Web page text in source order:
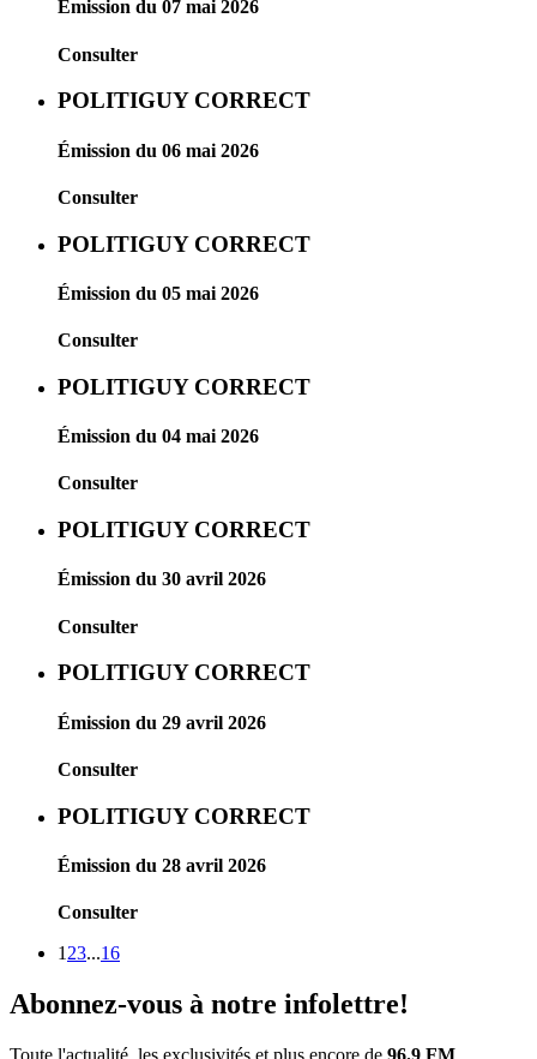
Émission du 07 mai 2026
Consulter
POLITIGUY CORRECT
Émission du 06 mai 2026
Consulter
POLITIGUY CORRECT
Émission du 05 mai 2026
Consulter
POLITIGUY CORRECT
Émission du 04 mai 2026
Consulter
POLITIGUY CORRECT
Émission du 30 avril 2026
Consulter
POLITIGUY CORRECT
Émission du 29 avril 2026
Consulter
POLITIGUY CORRECT
Émission du 28 avril 2026
Consulter
1 23...16
Abonnez-vous à notre infolettre!
Toute l'actualité, les exclusivités et plus encore de 96.9 FM